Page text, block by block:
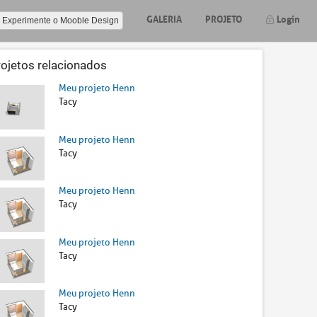
Experimente o Mooble Design GALERIA PROJETO Login
relacionados
Meu projeto Henn
Tacy
Meu projeto Henn
Tacy
Meu projeto Henn
Tacy
Meu projeto Henn
Tacy
Meu projeto Henn
Tacy